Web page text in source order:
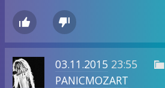
 
03.11.2015 23:55 
PANICMOZART